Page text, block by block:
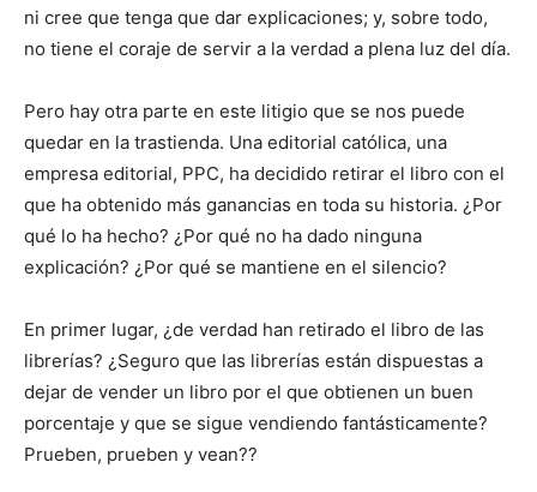
ni cree que tenga que dar explicaciones; y, sobre todo,
no tiene el coraje de servir a la verdad a plena luz del día.
Pero hay otra parte en este litigio que se nos puede
quedar en la trastienda. Una editorial católica, una
empresa editorial, PPC, ha decidido retirar el libro con el
que ha obtenido más ganancias en toda su historia. ¿Por
qué lo ha hecho? ¿Por qué no ha dado ninguna
explicación? ¿Por qué se mantiene en el silencio?
En primer lugar, ¿de verdad han retirado el libro de las
librerías? ¿Seguro que las librerías están dispuestas a
dejar de vender un libro por el que obtienen un buen
porcentaje y que se sigue vendiendo fantásticamente?
Prueben, prueben y vean??